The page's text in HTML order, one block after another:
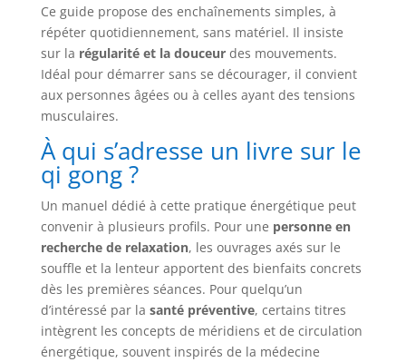
Ce guide propose des enchaînements simples, à
répéter quotidiennement, sans matériel. Il insiste
sur la régularité et la douceurdes mouvements.
Idéal pour démarrer sans se décourager, il convient
aux personnes âgées ou à celles ayant des tensions
musculaires.
À qui s’adresse un livre sur le
qi gong ?
Un manuel dédié à cette pratique énergétique peut
convenir à plusieurs profils. Pour une personne en
recherche de relaxation, les ouvrages axés sur le
souffle et la lenteur apportent des bienfaits concrets
dès les premières séances. Pour quelqu’un
d’intéressé par la santé préventive, certains titres
intègrent les concepts de méridiens et de circulation
énergétique, souvent inspirés de la médecine